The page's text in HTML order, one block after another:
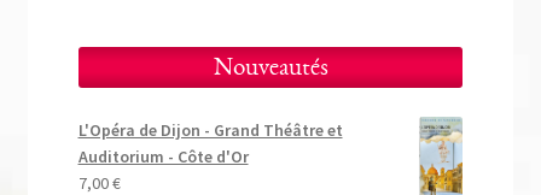
Nouveautés
L'Opéra de Dijon - Grand Théâtre et
Auditorium - Côte d'Or
7,00€